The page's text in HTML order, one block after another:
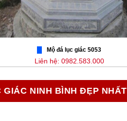
Mộ đá lục giác 5053
Liên hệ: 0982.583.000
NINH BÌNH ĐẸP NHẤT